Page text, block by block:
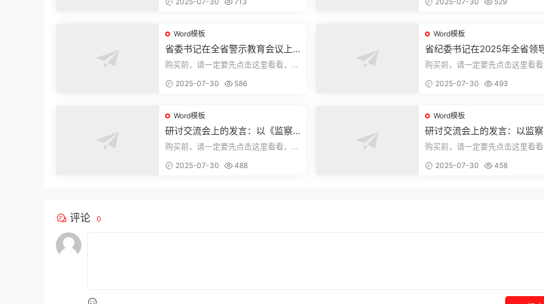
束，本文...
束，本文...
Word模板
省委书记在全省警示教育会议上
的讲话
购买前，请一定要先点击这里看看，欢
束，本文...
2025-07-30 586
Word模板
省纪委书记在2025年全省领
部警示教育会上的讲话.1
购买前，请一定要先点击这里看
束，本文...
2025-07-30 493
Word模板
研讨交流会上的发言：以《监察
法实施条例》为纲,推动巡察工作
购买前，请一定要先点击这里看看，欢
束，本文...
2025-07-30 488
Word模板
研讨交流会上的发言：以监
实施条例为纲推动巡察工作
购买前，请一定要先点击这里看
束，本文...
2025-07-30 458
评论 0